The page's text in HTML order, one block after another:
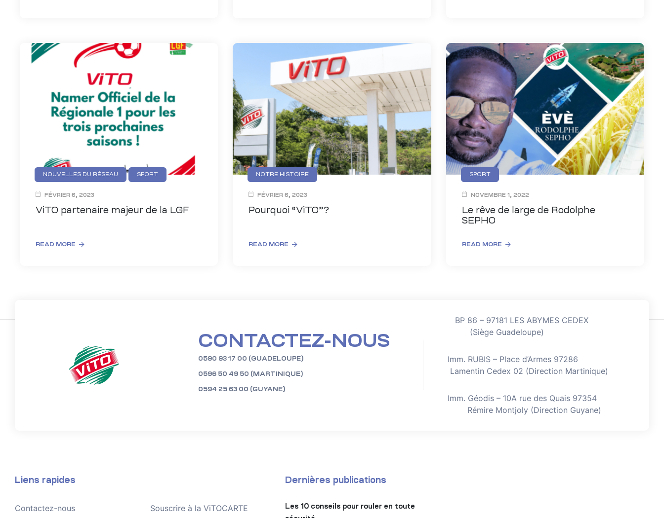
NOUVELLES DU RÉSEAU SPORT
ViTO partenaire majeur de la LGF
FÉVRIER 6, 2023
READ MORE
NOTRE HISTOIRE
Pourquoi “ViTO”?
FÉVRIER 6, 2023
READ MORE
SPORT
Le rêve de large de Rodolphe
SEPHO
NOVEMBRE 1, 2022
READ MORE
CONTACTEZ-NOUS
0590 93 17 00 (GUADELOUPE)
0596 50 49 50 (MARTINIQUE)
0594 25 63 00 (GUYANE)
BP 86 – 97181 LES ABYMES CEDEX
(Siège Guadeloupe)
Imm. RUBIS – Place d’Armes 97286
Lamentin Cedex 02 (Direction Martinique)
Imm. Géodis – 10A rue des Quais 97354
Rémire Montjoly (Direction Guyane)
Liens rapides
Contactez-nous Souscrire à la ViTOCARTE
Dernières publications
Les 10 conseils pour rouler en toute